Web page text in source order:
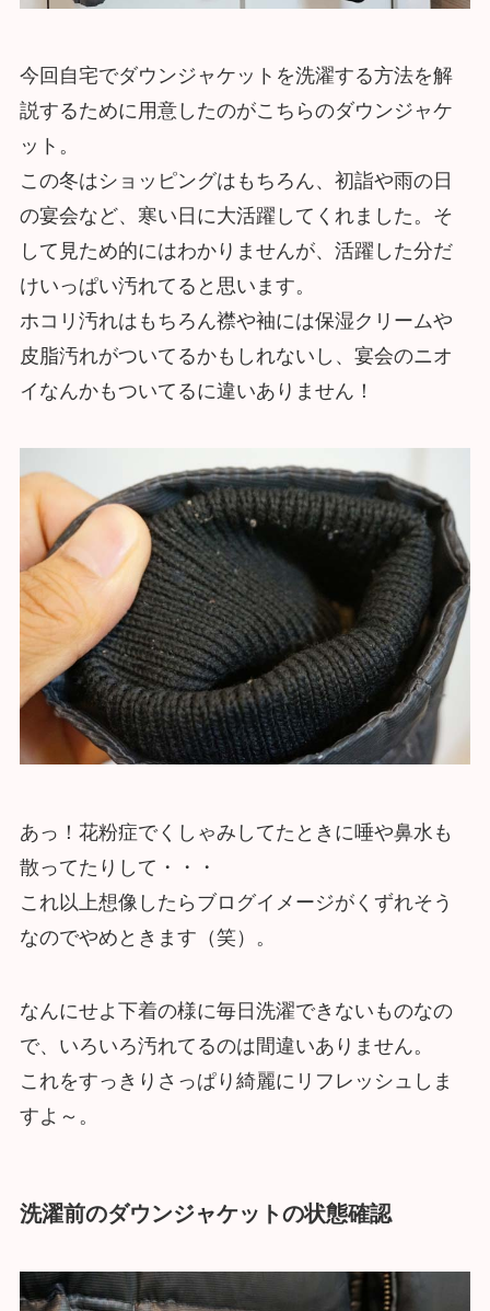
今回自宅でダウンジャケットを洗濯する方法を解
説するために用意したのがこちらのダウンジャケ
ット。
この冬はショッピングはもちろん、初詣や雨の日
の宴会など、寒い日に大活躍してくれました。そ
して見ため的にはわかりませんが、活躍した分だ
けいっぱい汚れてると思います。
ホコリ汚れはもちろん襟や袖には保湿クリームや
皮脂汚れがついてるかもしれないし、宴会のニオ
イなんかもついてるに違いありません！
あっ！花粉症でくしゃみしてたときに唾や鼻水も
散ってたりして・・・
これ以上想像したらブログイメージがくずれそう
なのでやめときます（笑）。
なんにせよ下着の様に毎日洗濯できないものなの
で、いろいろ汚れてるのは間違いありません。
これをすっきりさっぱり綺麗にリフレッシュしま
すよ～。
洗濯前のダウンジャケットの状態確認